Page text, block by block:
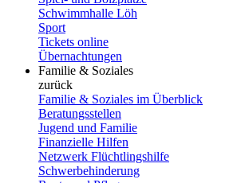
Schwimmhalle Löh
Sport
Tickets online
Übernachtungen
Familie & Soziales
zurück
Familie & Soziales im Überblick
Beratungsstellen
Jugend und Familie
Finanzielle Hilfen
Netzwerk Flüchtlingshilfe
Schwerbehinderung